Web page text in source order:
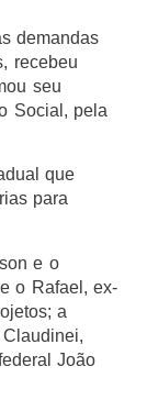
demandas
recebeu
seu
Social, pela
que
para
e o
o Rafael, ex-
a
João